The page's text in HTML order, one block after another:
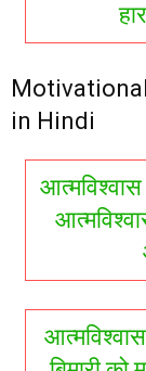
in Hindi